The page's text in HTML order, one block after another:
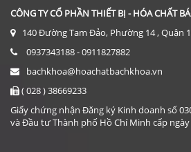
Giá: Liên hệ
ĐẶT HÀNG
CÔNG TY CỔ PHẦN THIẾT BỊ - HÓA CHẤT
140 Đường Tam Đảo, Phường 14 , Quận
0937343188 - 0911827882
bachkhoa@hoachatbachkhoa.vn
( 028 ) 38669233
Giấy chứng nhận Đăng ký Kinh doanh số
và Đầu tư Thành phố Hồ Chí Minh cấp ngày